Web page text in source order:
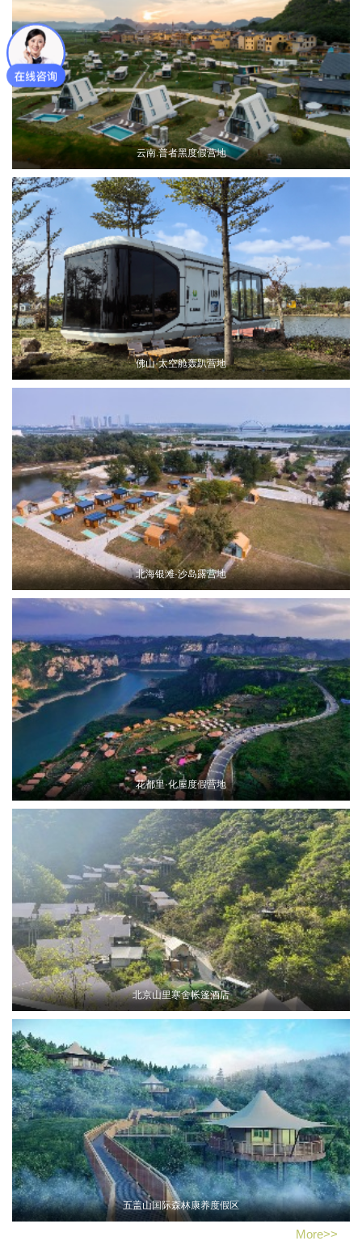
云南.普者黑度假营地
佛山·太空舱轰趴营地
北海银滩·沙岛露营地
花都里·化屋度假营地
北京山里寒舍帐篷酒店
五盖山国际森林康养度假区
More>>